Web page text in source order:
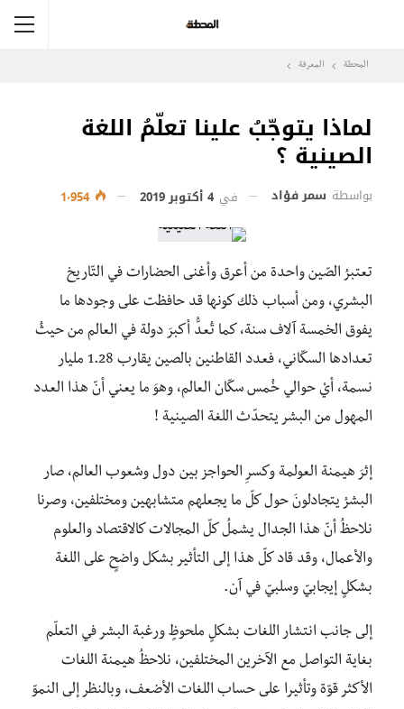
المحطة المعرفة
لماذا يتوجّبُ علينا تعلّمُ اللغة
الصينية ؟
بواسطة سمر فؤاد في 4 أكتوبر 2019 1٬954
تعتبرُ الصّين واحدة من أعرق وأغنى الحضارات في التّاريخ
البشري، ومن أسباب ذلك كونها قد حافظت على وجودها ما
يفوق الخمسة آلاف سنة، كما تُعدُّ أكبرَ دولة في العالم من حيثُ
تعدادها السكّاني، فعدد القاطنين بالصين يقارب 1.28 مليار
نسمة، أيْ حوالي خُمس سكّان العالم، وهوَ ما يعني أنّ هذا العدد
المهول من البشر يتحدّث اللغة الصينية !
إثرَ هيمنة العولمة وكسرِ الحواجز بين دول وشعوب العالم، صار
البشرُ يتجادلونَ حول كلّ ما يجعلهم متشابهين ومختلفين، وصرنا
نلاحظُ أنّ هذا الجدال يشملُ كلّ المجالات كالاقتصاد والعلوم
والأعمال، وقد قاد كلّ هذا إلى التأثير بشكل واضحٍ على اللغة
بشكلٍ إيجابيّ وسلبيّ في آن.
إلى جانب انتشار اللغات بشكلٍ ملحوظٍ ورغبة البشر في التعلّم
بغاية التواصل مع الآخرين المختلفين، نلاحظُ هيمنة اللغات
الأكثر قوّة وتأثيرا على حساب اللغات الأضعف، وبالنظر إلى النموّ